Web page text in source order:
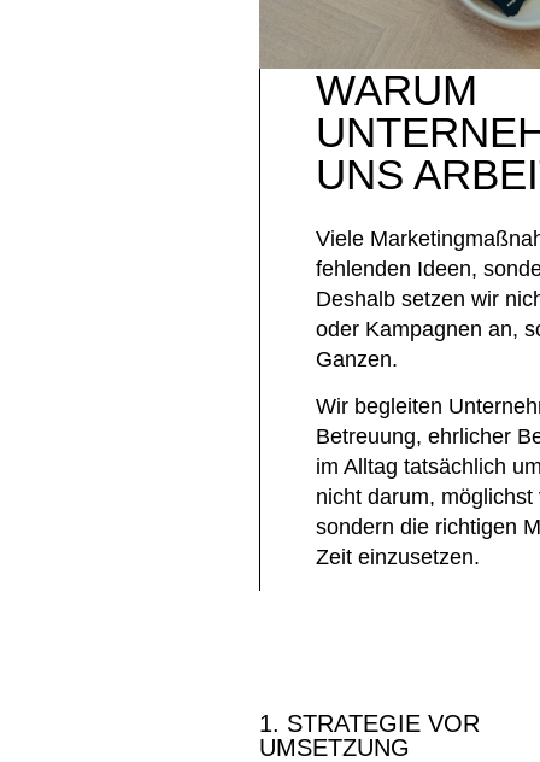
WARUM
UNS
Viele
fehlenden Ideen,
Deshalb setzen wir
oder Kampagnen an,
Ganzen.
Wir begleiten
Betreuung, ehrlicher
im Alltag tatsächlich
nicht darum,
sondern die richtigen
Zeiteinzusetzen.
1. STRATEGIE VOR
UMSETZUNG